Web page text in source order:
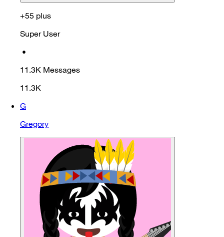
+55 plus
Super User
•
11.3K Messages
11.3K
G
Gregory